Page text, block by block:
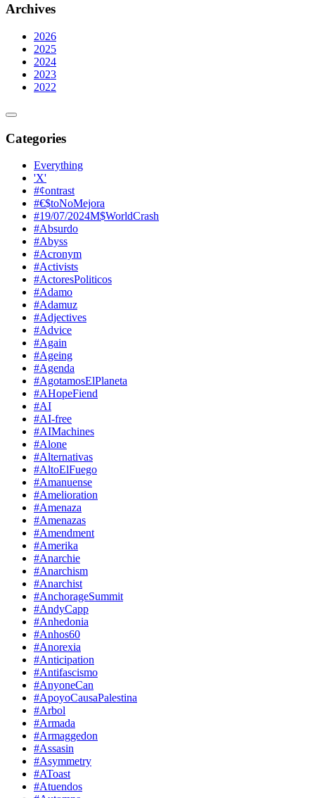
Archives
2026
2025
2024
2023
2022
Categories
Everything
'X'
#¢ontrast
#€$toNoMejora
#19/07/2024M$WorldCrash
#Absurdo
#Abyss
#Acronym
#Activists
#ActoresPoliticos
#Adamo
#Adamuz
#Adjectives
#Advice
#Again
#Ageing
#Agenda
#AgotamosElPlaneta
#AHopeFiend
#AI
#AI-free
#AIMachines
#Alone
#Alternativas
#AltoElFuego
#Amanuense
#Amelioration
#Amenaza
#Amenazas
#Amendment
#Amerika
#Anarchie
#Anarchism
#Anarchist
#AnchorageSummit
#AndyCapp
#Anhedonia
#Anhos60
#Anorexia
#Anticipation
#Antifascismo
#AnyoneCan
#ApoyoCausaPalestina
#Arbol
#Armada
#Armaggedon
#Assasin
#Asymmetry
#AToast
#Atuendos